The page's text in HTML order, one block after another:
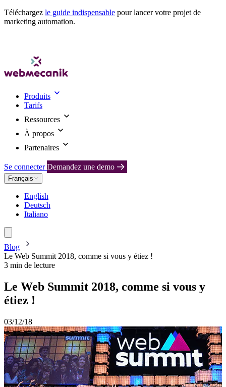
Téléchargez le guide indispensable pour lancer votre projet de
marketing automation.
Produits
Tarifs
Ressources
À propos
Partenaires
Se connecterDemandez une demo
Français
English
Deutsch
Italiano
Blog
Le Web Summit 2018, comme si vous y étiez !
3 min de lecture
Le Web Summit 2018, comme si vous y
étiez !
03/12/18